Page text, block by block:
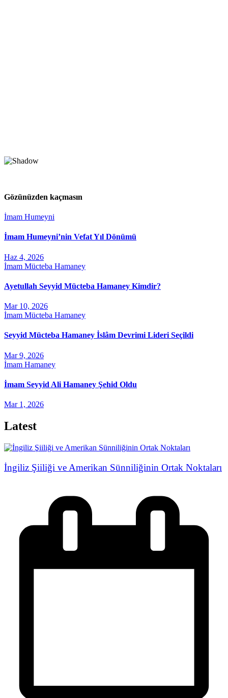
Gözünüzden kaçmasın
İmam Humeyni
İmam Humeyni’nin Vefat Yıl Dönümü
Haz 4, 2026
İmam Mücteba Hamaney
Ayetullah Seyyid Mücteba Hamaney Kimdir?
Mar 10, 2026
İmam Mücteba Hamaney
Seyyid Mücteba Hamaney İslâm Devrimi Lideri Seçildi
Mar 9, 2026
İmam Hamaney
İmam Seyyid Ali Hamaney Şehid Oldu
Mar 1, 2026
Latest
İngiliz Şiiliği ve Amerikan Sünniliğinin Ortak Noktaları